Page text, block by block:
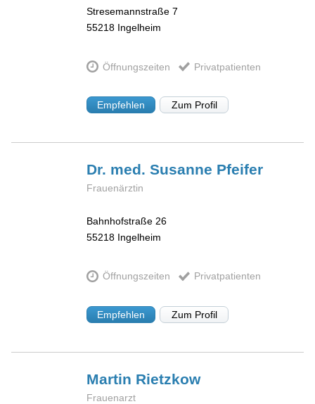
Stresemannstraße 7
55218 Ingelheim
Öffnungszeiten Privatpatienten
Empfehlen Zum Profil
Dr. med. Susanne Pfeifer
Frauenärztin
Bahnhofstraße 26
55218 Ingelheim
Öffnungszeiten Privatpatienten
Empfehlen Zum Profil
Martin Rietzkow
Frauenarzt